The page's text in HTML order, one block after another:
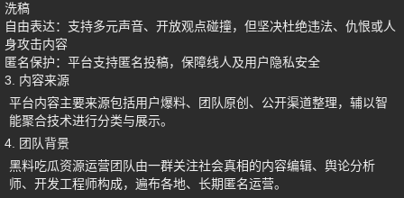
洗稿
自由表达：支持多元声音、开放观点碰撞，但坚决杜绝违法、仇恨或人
身攻击内容
匿名保护：平台支持匿名投稿，保障线人及用户隐私安全
3. 内容来源
平台内容主要来源包括用户爆料、团队原创、公开渠道整理，辅以智
能聚合技术进行分类与展示。
4. 团队背景
黑料吃瓜资源运营团队由一群关注社会真相的内容编辑、舆论分析
师、开发工程师构成，遍布各地、长期匿名运营。